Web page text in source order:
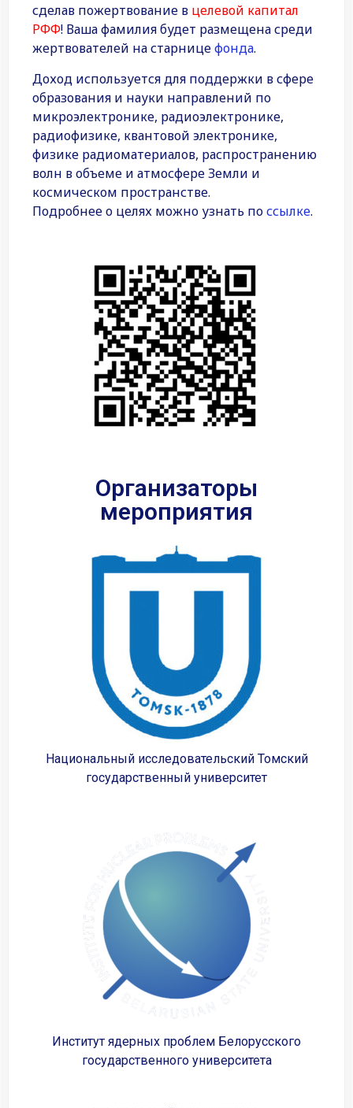
сделав пожертвование в целевой капитал
РФФ! Ваша фамилия будет размещена среди
жертвователей на старницефонда.
Доход используется для поддержки в сфере
образования и науки направлений по
микроэлектронике, радиоэлектронике,
радиофизике, квантовой электронике,
физике радиоматериалов, распространению
волн в объеме и атмосфере Земли и
космическом пространстве.
Подробнее о целях можно узнать поссылке.
Организаторы
мероприятия
Национальный исследовательский Томский
государственный университет
Институт ядерных проблем Белорусского
государственного университета